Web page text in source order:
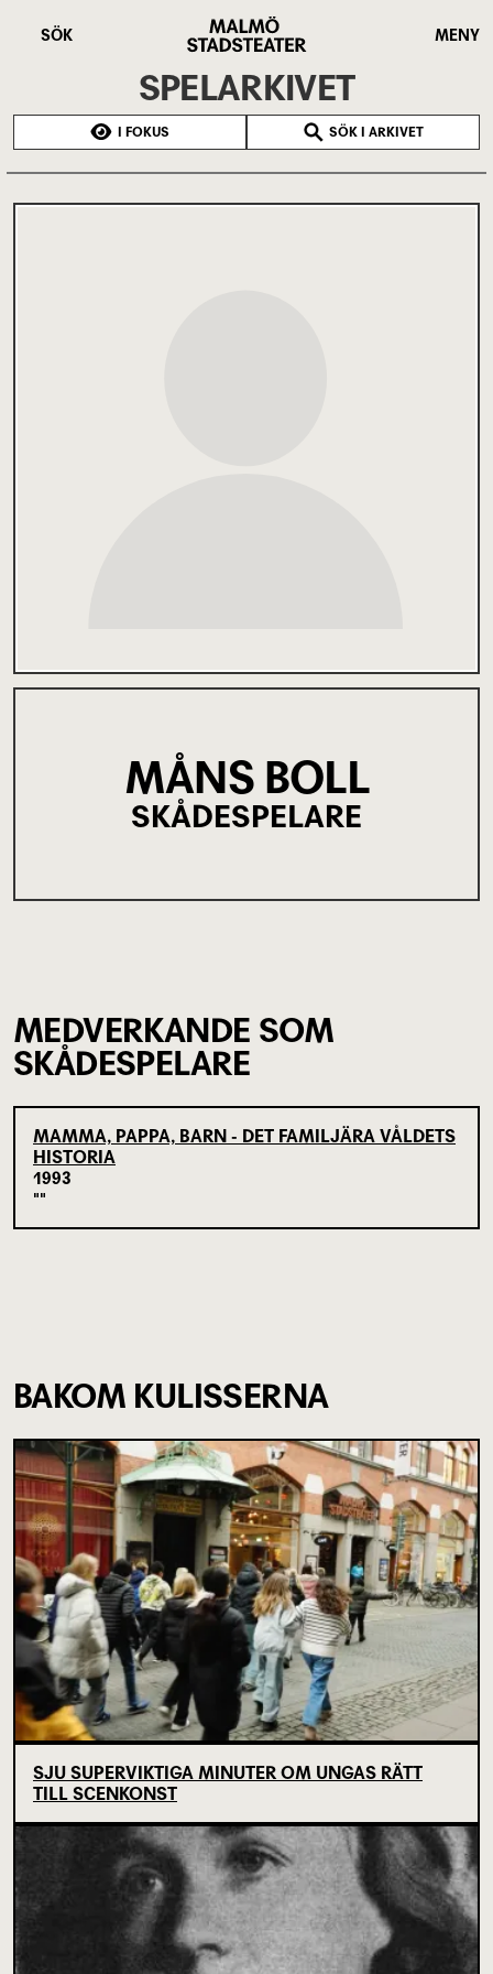
SÖK
Stadsteater
MENY
SPELARKIVET
I FOKUS SÖK I ARKIVET
MÅNS BOLL
SKÅDESPELARE
MEDVERKANDE SOM
SKÅDESPELARE
MAMMA, PAPPA, BARN - DET FAMILJÄRA VÅLDETS
HISTORIA
1993
BAKOM KULISSERNA
SJU SUPERVIKTIGA MINUTER OM UNGAS RÄTT
TILL SCENKONST